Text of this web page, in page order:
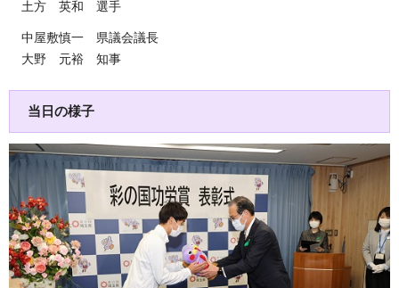
土方 英和 選手
中屋敷慎一 県議会議長
大野 元裕 知事
当日の様子